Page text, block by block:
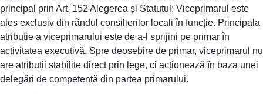
principal prin Art. 152 Alegerea și Statutul: Viceprimarul este
ales exclusiv din rândul consilierilor locali în funcție. Principala
atribuție a viceprimarului este de a-l sprijini pe primar în
activitatea executivă. Spre deosebire de primar, viceprimarul nu
are atribuții stabilite direct prin lege, ci acționează în baza unei
delegări de competență din partea primarului.